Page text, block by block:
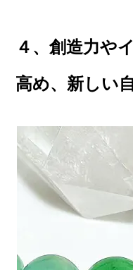
４、創造力や
高め、新しい